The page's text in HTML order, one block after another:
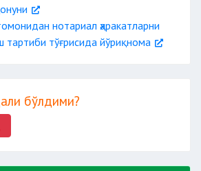
нотариус томонидан
керак
нотариал ҳаракатларни
тартиби тўғрисида йўриқнома
бўлдими?